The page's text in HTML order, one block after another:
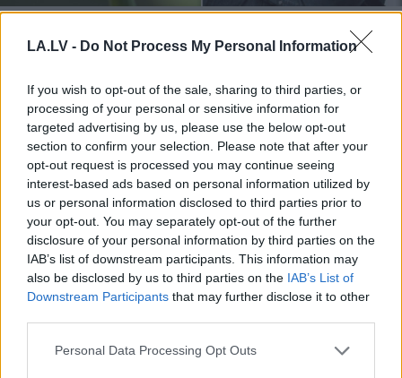
LA.LV - Do Not Process My Personal Information
If you wish to opt-out of the sale, sharing to third parties, or
processing of your personal or sensitive information for
targeted advertising by us, please use the below opt-out
section to confirm your selection. Please note that after your
opt-out request is processed you may continue seeing
interest-based ads based on personal information utilized by
us or personal information disclosed to third parties prior to
your opt-out. You may separately opt-out of the further
disclosure of your personal information by third parties on the
IAB’s list of downstream participants. This information may
also be disclosed by us to third parties on the IAB’s List of
Downstream Participants that may further disclose it to other
Please note that this website/app uses one or more Google
Personal Data Processing Opt Outs
Latviešuvarēšanai atkal
jauns pierādījums – mūsu
pētnieks izstrādājis
vakcīnu pret Laimas
slimību
patiesībai, tas būtu ļoti
tiešām jebkurš var